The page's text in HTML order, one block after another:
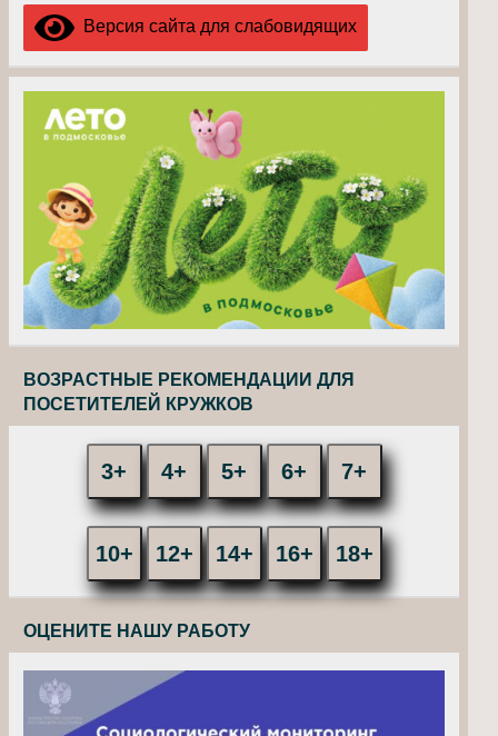
Версия сайта для слабовидящих
ВОЗРАСТНЫЕ РЕКОМЕНДАЦИИ ДЛЯ
ПОСЕТИТЕЛЕЙ КРУЖКОВ
3+ 4+ 5+ 6+ 7+
10+ 12+ 14+ 16+ 18+
ОЦЕНИТЕ НАШУ РАБОТУ